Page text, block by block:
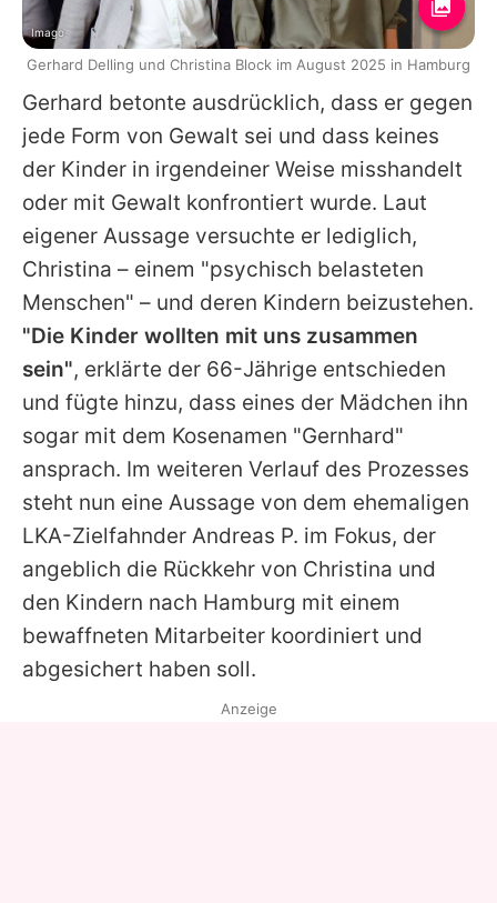
Gerhard betonte ausdrücklich, dass er gegen
jede Form von Gewalt sei und dass keines
der Kinder in irgendeiner Weise misshandelt
oder mit Gewalt konfrontiert wurde. Laut
eigener Aussage versuchte er lediglich,
Christina – einem "psychisch belasteten
Menschen" – und deren Kindern beizustehen.
"Die Kinder wollten mit uns zusammen
sein", erklärte der 66-Jährige entschieden
und fügte hinzu, dass eines der Mädchen ihn
sogar mit dem Kosenamen "Gernhard"
ansprach. Im weiteren Verlauf des Prozesses
steht nun eine Aussage von dem ehemaligen
LKA-Zielfahnder Andreas P. im Fokus, der
angeblich die Rückkehr von Christina und
den Kindern nach Hamburg mit einem
bewaffneten Mitarbeiter koordiniert und
abgesichert haben soll.
Imago
Gerhard Delling und Christina Block im August 2025 in Hamburg
Anzeige